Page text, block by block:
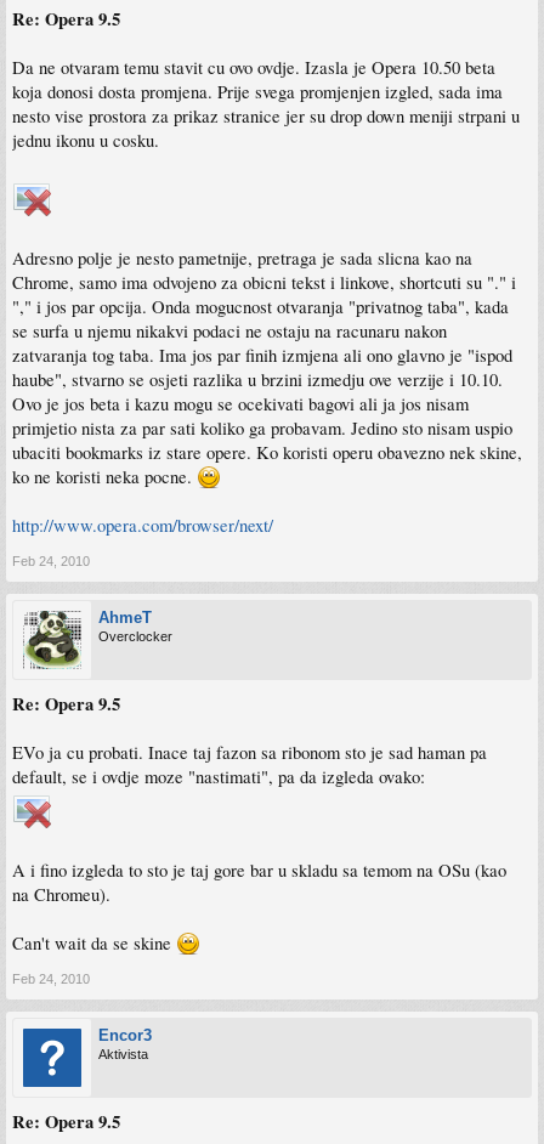
Re: Opera 9.5
Da ne otvaram temu stavit cu ovo ovdje. Izasla je Opera 10.50 beta
koja donosi dosta promjena. Prije svega promjenjen izgled, sada ima
nesto vise prostora za prikaz stranice jer su drop down meniji strpani u
jednu ikonu u cosku.
Adresno polje je nesto pametnije, pretraga je sada slicna kao na
Chrome, samo ima odvojeno za obicni tekst i linkove, shortcuti su "." i
"," i jos par opcija. Onda mogucnost otvaranja "privatnog taba", kada
se surfa u njemu nikakvi podaci ne ostaju na racunaru nakon
zatvaranja tog taba. Ima jos par finih izmjena ali ono glavno je "ispod
haube", stvarno se osjeti razlika u brzini izmedju ove verzije i 10.10.
Ovo je jos beta i kazu mogu se ocekivati bagovi ali ja jos nisam
primjetio nista za par sati koliko ga probavam. Jedino sto nisam uspio
ubaciti bookmarks iz stare opere. Ko koristi operu obavezno nek skine,
ko ne koristi neka pocne.
http://www.opera.com/browser/next/
Feb 24, 2010
AhmeT
Overclocker
Re: Opera 9.5
EVo ja cu probati. Inace taj fazon sa ribonom sto je sad haman pa
default, se i ovdje moze "nastimati", pa da izgleda ovako:
A i fino izgleda to sto je taj gore bar u skladu sa temom na OSu (kao
na Chromeu).
Can't wait da se skine
Feb 24, 2010
Encor3
Aktivista
Re: Opera 9.5